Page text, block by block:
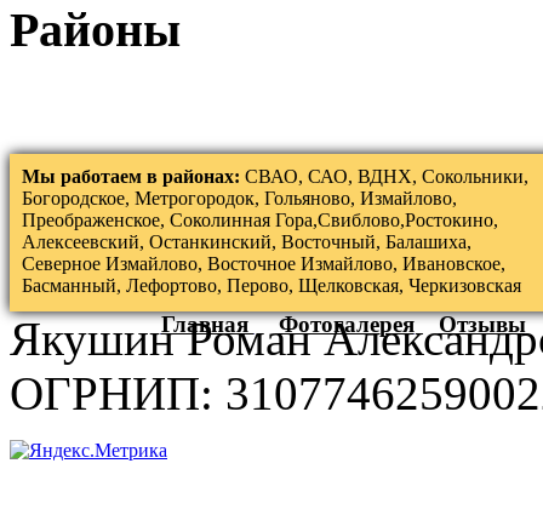
Районы
Мы работаем в районах: СВАО, САО, ВДНХ, Сокольники,
Богородское, Метрогородок, Гольяново, Измайлово,
Преображенское, Соколинная Гора,Свиблово,Ростокино,
Алексеевский, Останкинский, Восточный, Балашиха,
Северное Измайлово, Восточное Измайлово, Ивановское,
Басманный, Лефортово, Перово, Щелковская, Черкизовская
Главная Фотогалерея Отзывы
Якушин Роман
ОГРНИП: